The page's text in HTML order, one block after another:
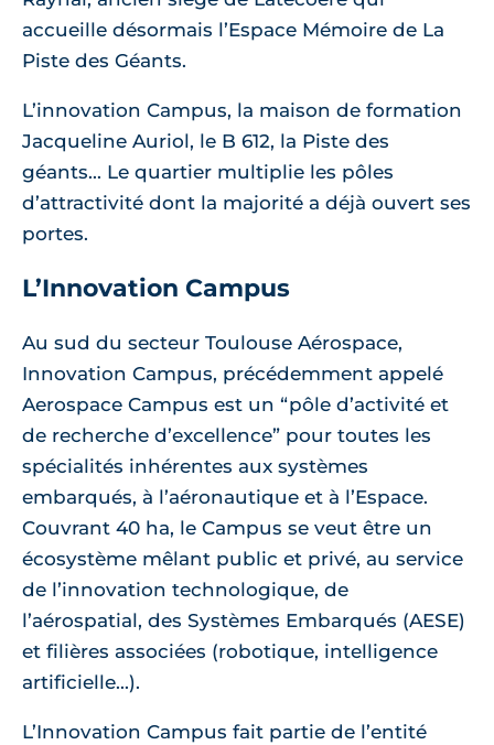
accueille désormais l’Espace Mémoire de La
Piste des Géants.
L’innovation Campus, la maison de formation
Jacqueline Auriol, le B 612, la Piste des
géants... Le quartier multiplie les pôles
d’attractivité dont la majorité a déjà ouvert ses
portes.
L’Innovation Campus
Au sud du secteur Toulouse Aérospace,
Innovation Campus, précédemment appelé
Aerospace Campus est un “pôle d’activité et
de recherche d’excellence” pour toutes les
spécialités inhérentes aux systèmes
embarqués, à l’aéronautique et à l’Espace.
Couvrant 40 ha, le Campus se veut être un
écosystème mêlant public et privé, au service
de l’innovation technologique, de
l’aérospatial, des Systèmes Embarqués (AESE)
et filières associées (robotique, intelligence
artificielle...).
L’Innovation Campus fait partie de l’entité